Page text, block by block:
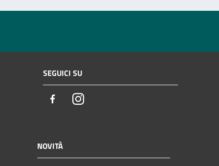
SEGUICI SU
FacebookInstagram
NOVITÀ